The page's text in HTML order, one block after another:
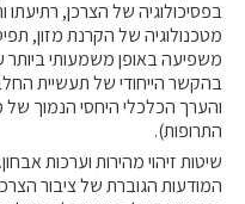
בפסיכולוגיה של הצרכן,
מטכנולוגיה של הקרנת מזון,
משפיעה באופן משמעותי ביותר
בהקשר הייחודי של תעשיית
והערך הכלכלי היחסי הנמוך
התרופות).
שיטות זיהוי מהירות וערכות אבחון.
המודעות הגוברת של ציבור